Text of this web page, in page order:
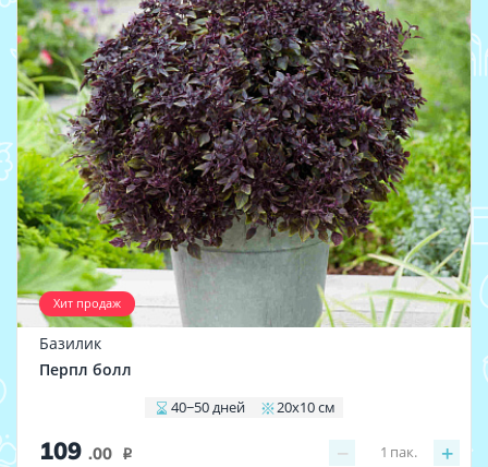
Хит продаж
Базилик
Перпл болл
40−50 дней 20х10 см
109 .00 i − +
1 пак.